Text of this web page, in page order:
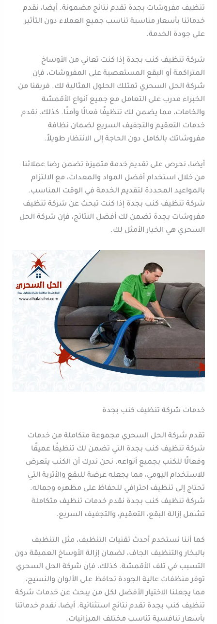
تنظيف مفروشات بجدة تقدم نتائج مضمونة. أيضا، نقدم
خدماتنا بأسعار مناسبة تناسب جميع العملاء دون التأثير
على جودة الخدمة.
شركة تنظيف كنب بجدة إذا كنت تعاني من الأوساخ
المتراكمة أو البقع المستعصية على المفروشات، فإن
شركة الحل السحري تمتلك الحلول المثالية لك. فريقنا من
الخبراء مدرب على التعامل مع جميع أنواع الأقمشة
والخامات، مما يضمن لك تنظيفًا فعالًا وآمنًا. كذلك، نقدم
خدمات التعقيم والتجفيف السريع لضمان نظافة
مفروشاتك بالكامل دون الحاجة إلى الانتظار طويلاً.
أيضا، نحرص على تقديم خدمة متميزة تضمن رضا عملائنا
من خلال استخدام أفضل المواد والمعدات، مع الالتزام
بالمواعيد المحددة لتقديم الخدمة في الوقت المناسب.
شركة تنظيف كنب بجدة إذا كنت تبحث عن شركة تنظيف
مفروشات بجدة تضمن لك أفضل النتائج، فإن شركة الحل
السحري هي الخيار الأمثل لك.
خدمات شركة تنظيف كنب بجدة
تقدم شركة الحل السحري مجموعة متكاملة من خدمات
شركة تنظيف كنب بجدة التي تضمن لك تنظيفًا عميقًا
وفعالًا للكنب بجميع أنواعه. نحن ندرك أن الكنب يتعرض
للاستخدام اليومي، مما يجعله عرضة للبقع والأتربة التي
تحتاج إلى تنظيف احترافي للحفاظ على مظهره وجماله.
شركة تنظيف كنب بجدة نقدم خدمات تنظيف متكاملة
تشمل إزالة البقع، التعقيم، والتجفيف السريع.
كما أننا نستخدم أحدث تقنيات التنظيف، مثل التنظيف
بالبخار والتنظيف الجاف، لضمان إزالة الأوساخ العميقة دون
التسبب في تلف الأقمشة. كذلك، فإن شركة الحل السحري
توفر منظفات عالية الجودة تحافظ على الألوان والنسيج،
مما يجعلنا الاختيار الأفضل لكل من يبحث عن خدمات شركة
تنظيف كنب بجدة تقدم نتائج استثنائية. أيضا، نقدم خدماتنا
بأسعار تنافسية تناسب مختلف الميزانيات.